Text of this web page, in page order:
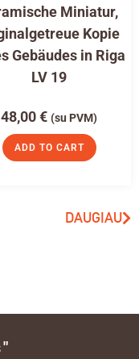
Miniatur,
Kopie
Gebäudes in Riga
LV 19
48,00€ (su PVM)
ADD TO CART
DAUGIAU